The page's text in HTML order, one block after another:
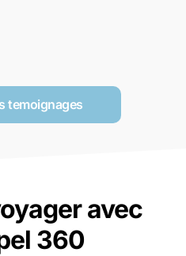
temoignages
avec
360